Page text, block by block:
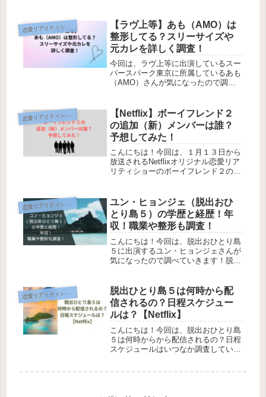
愛をテーマにした恋愛リアリティ番組
です。複数の男性が共...
恋
愛リアリティショー
【ラヴ上等】あも（AMO）は
整形してる？スリーサイズや
元カレを詳しく調査！
今回は、ラヴ上等に出演しているスー
パースパーク東京に所属しているあも
（AMO）さんが気になったので調べ
されたことでしょう。あも（AMO）
さんは、スーパースパーク東京に所属
しており人気ダンサーとして活躍され
ています。
恋
愛リアリティショー
【Netflix】ボーイフレンド２
の追加（新）メンバーは誰？
予想してみた！
こんにちは！今回は、１月１３日から
放送されるNetflixオリジナル恋愛リア
リティショーのボーイフレンド２の追
では、８人のプロフィールしか公表さ
れていません。ですが、”ボー...
恋
愛リアリティショー
ユン・ヒョンジェ（脱出おひ
とり島５）の学歴と経歴！年
収！職業や整形も調査！
こんにちは！今回は、脱出おひとり島
５に出演するユン・ヒョンジェさんが
気になったので調べていきます！脱出
韓国の恋愛リアリティ番組です。そん
な脱出おひとり島のシーズン５が始り
ま...
恋
愛リアリティショー
脱出ひとり島５は何時から配
信されるの？日程スケジュー
ルは？【Netflix】
こんにちは！今回は、脱出おひとり島
５は何時からから配信されるの？日程
スケジュールはいつなか調査していき